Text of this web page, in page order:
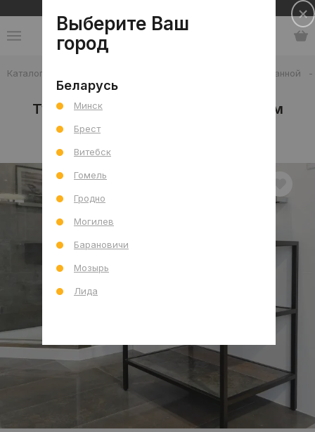
Каталог Тумба для ванной
-
Тумбы напольные с умывальником
Выберите Ваш
город
Беларусь
Минск
Брест
Витебск
Гомель
Гродно
Могилев
Барановичи
Мозырь
Лида